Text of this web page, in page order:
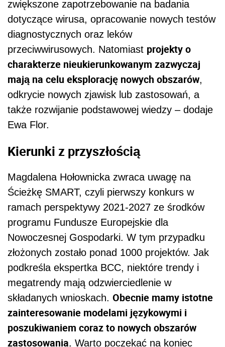
zwiększone zapotrzebowanie na badania
dotyczące wirusa, opracowanie nowych testów
diagnostycznych oraz leków
przeciwwirusowych. Natomiast projekty o
charakterze nieukierunkowanym zazwyczaj
mają na celu eksplorację nowych obszarów,
odkrycie nowych zjawisk lub zastosowań, a
także rozwijanie podstawowej wiedzy – dodaje
Ewa Flor.
Kierunki z przyszłością
Magdalena Hołownicka zwraca uwagę na
Ścieżkę SMART, czyli pierwszy konkurs w
ramach perspektywy 2021-2027 ze środków
programu Fundusze Europejskie dla
Nowoczesnej Gospodarki. W tym przypadku
złożonych zostało ponad 1000 projektów. Jak
podkreśla ekspertka BCC, niektóre trendy i
megatrendy mają odzwierciedlenie w
składanych wnioskach. Obecnie mamy istotne
zainteresowanie modelami językowymi i
poszukiwaniem coraz to nowych obszarów
zastosowania. Warto poczekać na koniec